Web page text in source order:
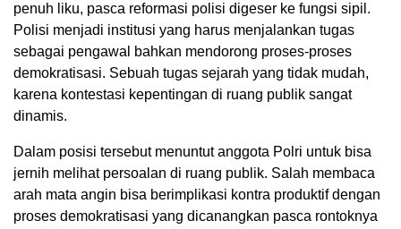
penuh liku, pasca reformasi polisi digeser ke fungsi sipil.
Polisi menjadi institusi yang harus menjalankan tugas
sebagai pengawal bahkan mendorong proses-proses
demokratisasi. Sebuah tugas sejarah yang tidak mudah,
karena kontestasi kepentingan di ruang publik sangat
dinamis.
Dalam posisi tersebut menuntut anggota Polri untuk bisa
jernih melihat persoalan di ruang publik. Salah membaca
arah mata angin bisa berimplikasi kontra produktif dengan
proses demokratisasi yang dicanangkan pasca rontoknya